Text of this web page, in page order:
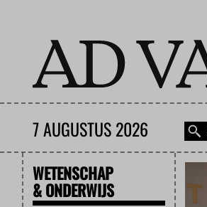
7 AUGUSTUS 2026
WETENSCHAP
& ONDERWIJS